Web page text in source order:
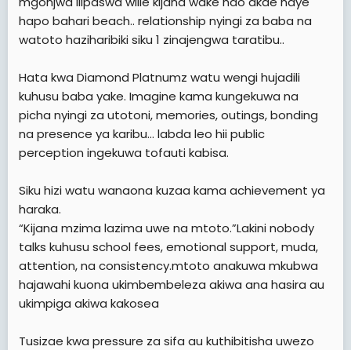
hapo bahari beach.. relationship nyingi za baba na
watoto haziharibiki siku 1 zinajengwa taratibu..
Hata kwa Diamond Platnumz watu wengi hujadili
kuhusu baba yake. Imagine kama kungekuwa na
picha nyingi za utotoni, memories, outings, bonding
na presence ya karibu… labda leo hii public
perception ingekuwa tofauti kabisa.
Siku hizi watu wanaona kuzaa kama achievement ya
haraka.
“Kijana mzima lazima uwe na mtoto.”Lakini nobody
talks kuhusu school fees, emotional support, muda,
attention, na consistency.mtoto anakuwa mkubwa
hajawahi kuona ukimbembeleza akiwa ana hasira au
ukimpiga akiwa kakosea
Tusizae kwa pressure za sifa au kuthibitisha uwezo